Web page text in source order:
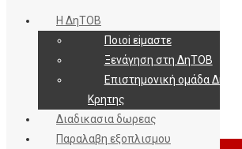
Εισοδος / Εγγραφη
Η ΔηΤΟΒ
Ποιοi εiμαστε
Ξενάγηση στη ΔηΤΟΒ
Επιστημονική ομάδα ΔηΤΟΒ
Κρητης
Διαδικασια δωρεας
Παραλαβη εξοπλισμου